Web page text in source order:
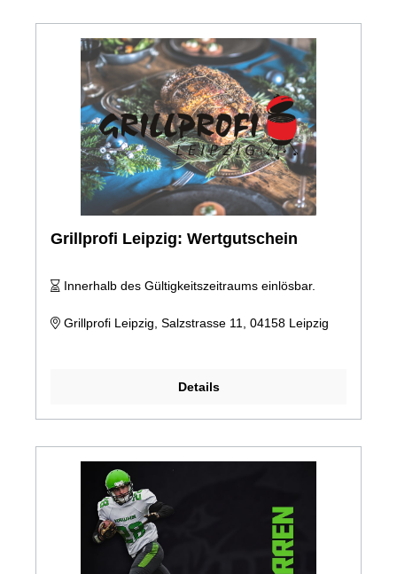
Grillprofi Leipzig: Wertgutschein
Innerhalb des Gültigkeitszeitraums einlösbar.
Grillprofi Leipzig, Salzstrasse 11, 04158 Leipzig
Details